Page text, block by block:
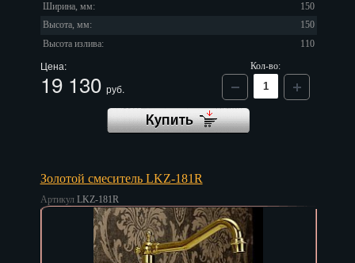
Ширина, мм:
150
Высота, мм:
150
Высота излива:
110
Цена:
19 130 руб.
Кол-во:
Золотой смеситель LKZ-181R
Артикул LKZ-181R